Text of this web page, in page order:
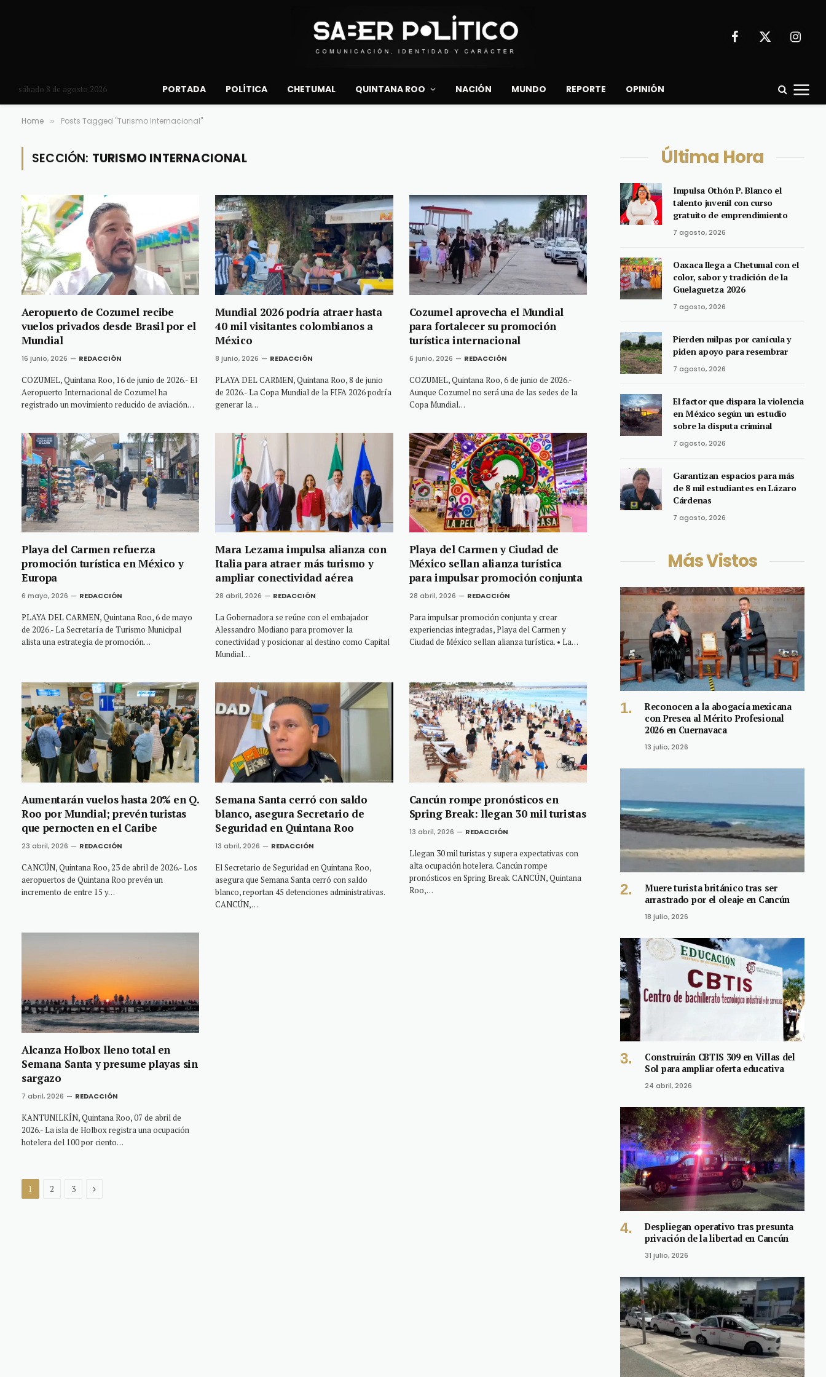
Facebook
X
sábado 8 de agosto 2026 PORTADA POLÍTICA CHETUMAL QUINTANA ROO NACIÓN MUNDO REPORTE OPINIÓN
Home » Posts Tagged "Turismo Internacional"
SECCIÓN: TURISMO INTERNACIONAL
Aeropuerto de Cozumel recibe
vuelos privados desde Brasil por el
Mundial
16 junio, 2026 REDACCIÓN
COZUMEL, Quintana Roo, 16 de junio de 2026.- El
Aeropuerto Internacional de Cozumel ha
registrado un movimiento reducido de aviación…
Mundial 2026 podría atraer hasta
40 mil visitantes colombianos a
México
8 junio, 2026 REDACCIÓN
PLAYA DEL CARMEN, Quintana Roo, 8 de junio
de 2026.- La Copa Mundial de la FIFA 2026 podría
generar la…
Cozumel aprovecha el Mundial
para fortalecer su promoción
turística internacional
6 junio, 2026 REDACCIÓN
COZUMEL, Quintana Roo, 6 de junio de 2026.-
Aunque Cozumel no será una de las sedes de la
Copa Mundial…
Playa del Carmen refuerza
promoción turística en México y
Europa
6 mayo, 2026 REDACCIÓN
PLAYA DEL CARMEN, Quintana Roo, 6 de mayo
de 2026.- La Secretaría de Turismo Municipal
alista una estrategia de promoción…
Mara Lezama impulsa alianza con
Italia para atraer más turismo y
ampliar conectividad aérea
28 abril, 2026 REDACCIÓN
La Gobernadora se reúne con el embajador
Alessandro Modiano para promover la
conectividad y posicionar al destino como Capital
Mundial…
Playa del Carmen y Ciudad de
México sellan alianza turística
para impulsar promoción conjunta
28 abril, 2026 REDACCIÓN
Para impulsar promoción conjunta y crear
experiencias integradas, Playa del Carmen y
Ciudad de México sellan alianza turística. • La…
Aumentarán vuelos hasta 20% en Q.
Roo por Mundial; prevén turistas
que pernocten en el Caribe
23 abril, 2026 REDACCIÓN
CANCÚN, Quintana Roo, 23 de abril de 2026.- Los
aeropuertos de Quintana Roo prevén un
incremento de entre 15 y…
Semana Santa cerró con saldo
blanco, asegura Secretario de
Seguridad en Quintana Roo
13 abril, 2026 REDACCIÓN
El Secretario de Seguridad en Quintana Roo,
asegura que Semana Santa cerró con saldo
blanco, reportan 45 detenciones administrativas.
CANCÚN,…
Cancún rompe pronósticos en
Spring Break: llegan 30 mil turistas
13 abril, 2026 REDACCIÓN
Llegan 30 mil turistas y supera expectativas con
alta ocupación hotelera. Cancún rompe
pronósticos en Spring Break. CANCÚN, Quintana
Roo,…
Alcanza Holbox lleno total en
Semana Santa y presume playas sin
sargazo
7 abril, 2026 REDACCIÓN
KANTUNILKÍN, Quintana Roo, 07 de abril de
2026.- La isla de Holbox registra una ocupación
hotelera del 100 por ciento…
1 2 3 Next
Última Hora
Impulsa Othón P. Blanco el
talento juvenil con curso
gratuito de emprendimiento
7 agosto, 2026
Oaxaca llega a Chetumal con el
color, sabor y tradición de la
Guelaguetza 2026
7 agosto, 2026
Pierden milpas por canícula y
piden apoyo para resembrar
7 agosto, 2026
El factor que dispara la violencia
en México según un estudio
sobre la disputa criminal
7 agosto, 2026
Garantizan espacios para más
de 8 mil estudiantes en Lázaro
Cárdenas
7 agosto, 2026
Más Vistos
Reconocen a la abogacía mexicana
con Presea al Mérito Profesional
2026 en Cuernavaca
13 julio, 2026
Muere turista británico tras ser
arrastrado por el oleaje en Cancún
18 julio, 2026
Construirán CBTIS 309 en Villas del
Sol para ampliar oferta educativa
24 abril, 2026
Despliegan operativo tras presunta
privación de la libertad en Cancún
31 julio, 2026